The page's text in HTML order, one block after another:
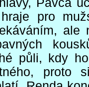
Pávča
pro
ale
půli, kdy
proto